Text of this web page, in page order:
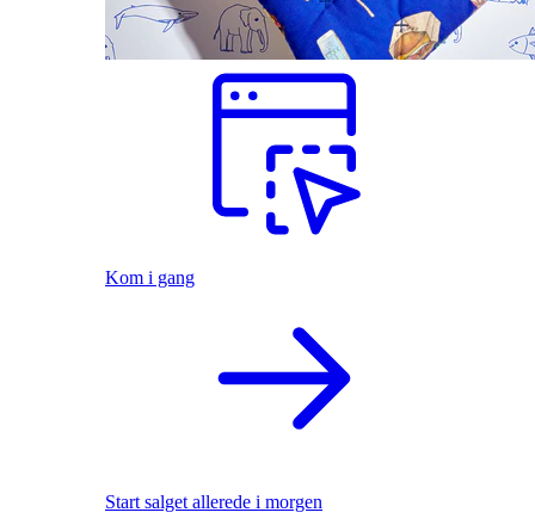
Kom i gang
Start salget allerede i morgen